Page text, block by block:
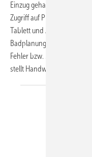
Einzug gehalten. Sei es die
Zugriff auf Projektdaten
Tablett und App,
Badplanung – überall
Fehler bzw.
stellt